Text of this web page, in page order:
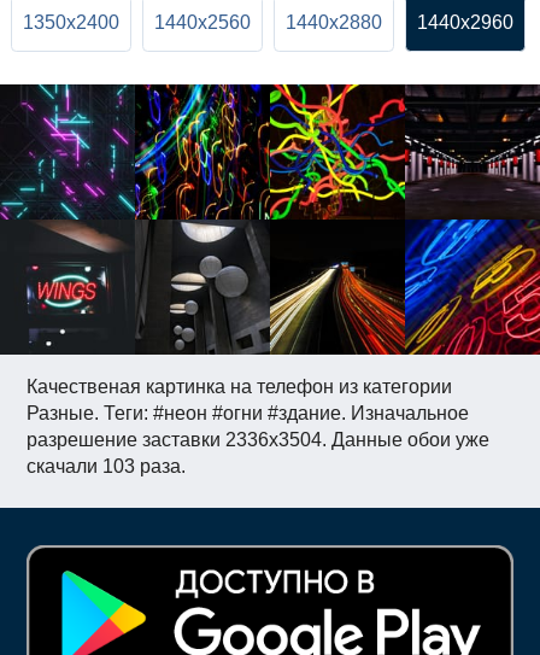
Качественая картинка на телефон из категории
Разные. Теги: #неон #огни #здание. Изначальное
разрешение заставки 2336x3504. Данные обои уже
скачали 103 раза.
1350x2400 1440x2560 1440x2880 1440x2960